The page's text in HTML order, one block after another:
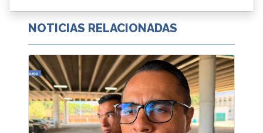
NOTICIAS RELACIONADAS